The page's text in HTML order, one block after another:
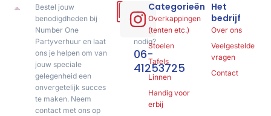
Bestel jouw
benodigdheden bij
Number One
Partyverhuur en laat
ons je helpen om van
jouw speciale
gelegenheid een
onvergetelijk succes
te maken. Neem
contact met ons op
Hulp
of
advies
nodig?
06-
41253725
Categorieën
Overkappingen
(tenten etc.)
Stoelen
Tafels
Linnen
Handig voor
erbij
Het
bedrijf
Over ons
Veelgestelde
vragen
Contact